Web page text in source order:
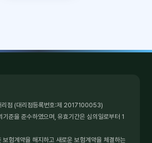
리점 (대리점등록번호:제 2017100053)
준을 준수하였으며, 유효기간은 심의일로부터 1
험계약을 해지하고 새로운 보험계약을 체결하는